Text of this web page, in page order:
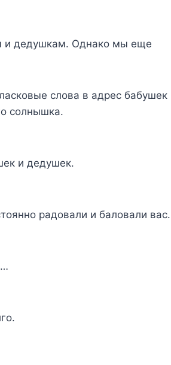
и дедушкам. Однако мы еще
слова в адрес бабушек
солнышка.
и дедушек.
радовали и баловали вас.